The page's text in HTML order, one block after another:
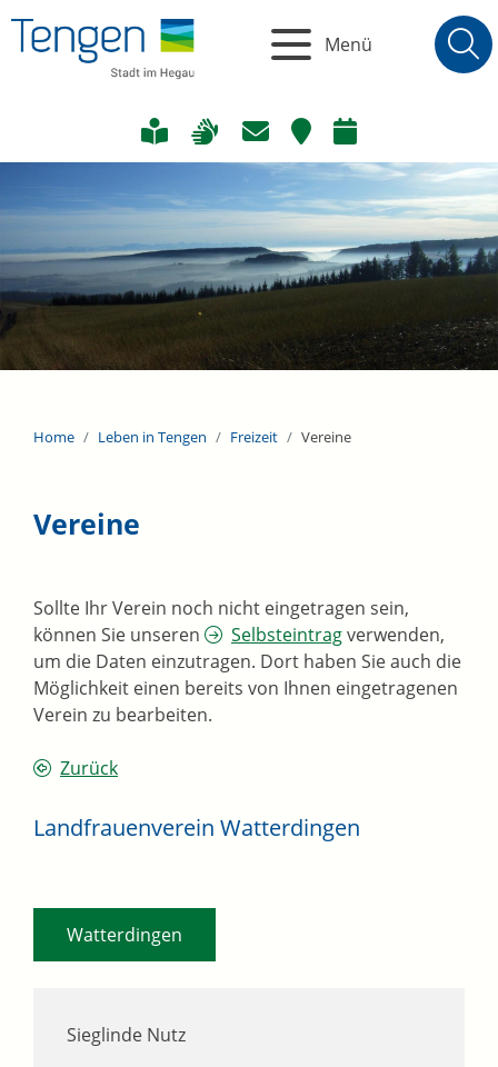
Menü
Home Leben in Tengen Freizeit Vereine
Vereine
Sollte Ihr Verein noch nicht eingetragen sein,
können Sie unseren
Selbsteintragverwenden,
um die Daten einzutragen. Dort haben Sie auch die
Möglichkeit einen bereits von Ihnen eingetragenen
Verein zu bearbeiten.
Zurück
Landfrauenverein Watterdingen
Sieglinde Nutz
Watterdingen